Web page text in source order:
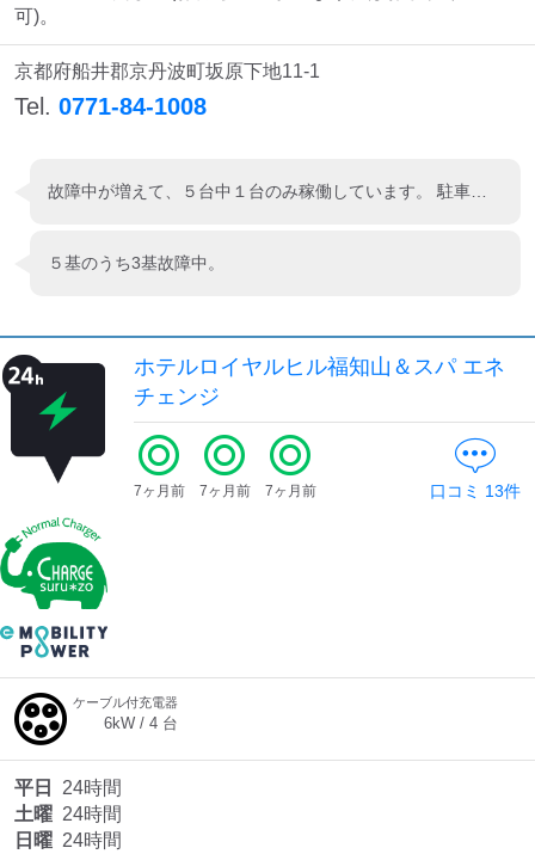
可)。
京都府船井郡京丹波町坂原下地11-1
Tel. 0771-84-1008
５基のうち3基故障中。
ホテルロイヤルヒル福知山＆スパ エネ
チェンジ
7ヶ月前 7ヶ月前 7ヶ月前 口コミ 13件
ケーブル付充電器
6kW / 4 台
平日
24時間
土曜 24時間
日曜 24時間